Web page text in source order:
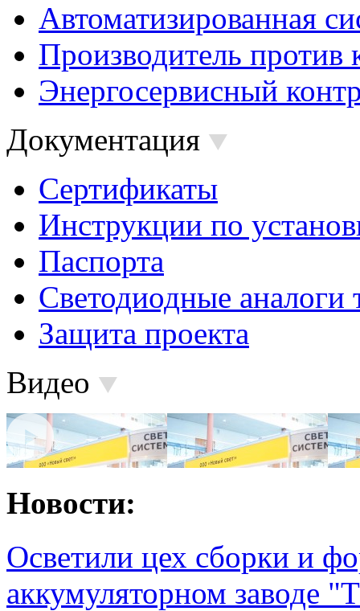
Автоматизированная
Производитель против
Энергосервисный
Документация
Сертификаты
Инструкции по
Паспорта
Светодиодные аналоги
Защита проекта
Видео
Новости:
Осветили цех сборки и
аккумуляторном заводе